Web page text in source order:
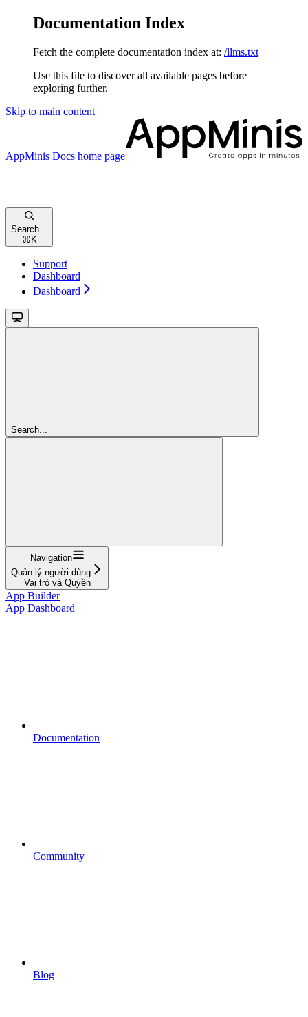
Documentation Index
Fetch the complete documentation index at: /llms.txt
Use this file to discover all available pages before
exploring further.
Skip to main content
AppMinis Docs home page
Search...
⌘ K
Support
Dashboard
Dashboard
Search...
Navigation
Quản lý người dùng
Vai trò và Quyền
App Builder
App Dashboard
Documentation
Community
Blog